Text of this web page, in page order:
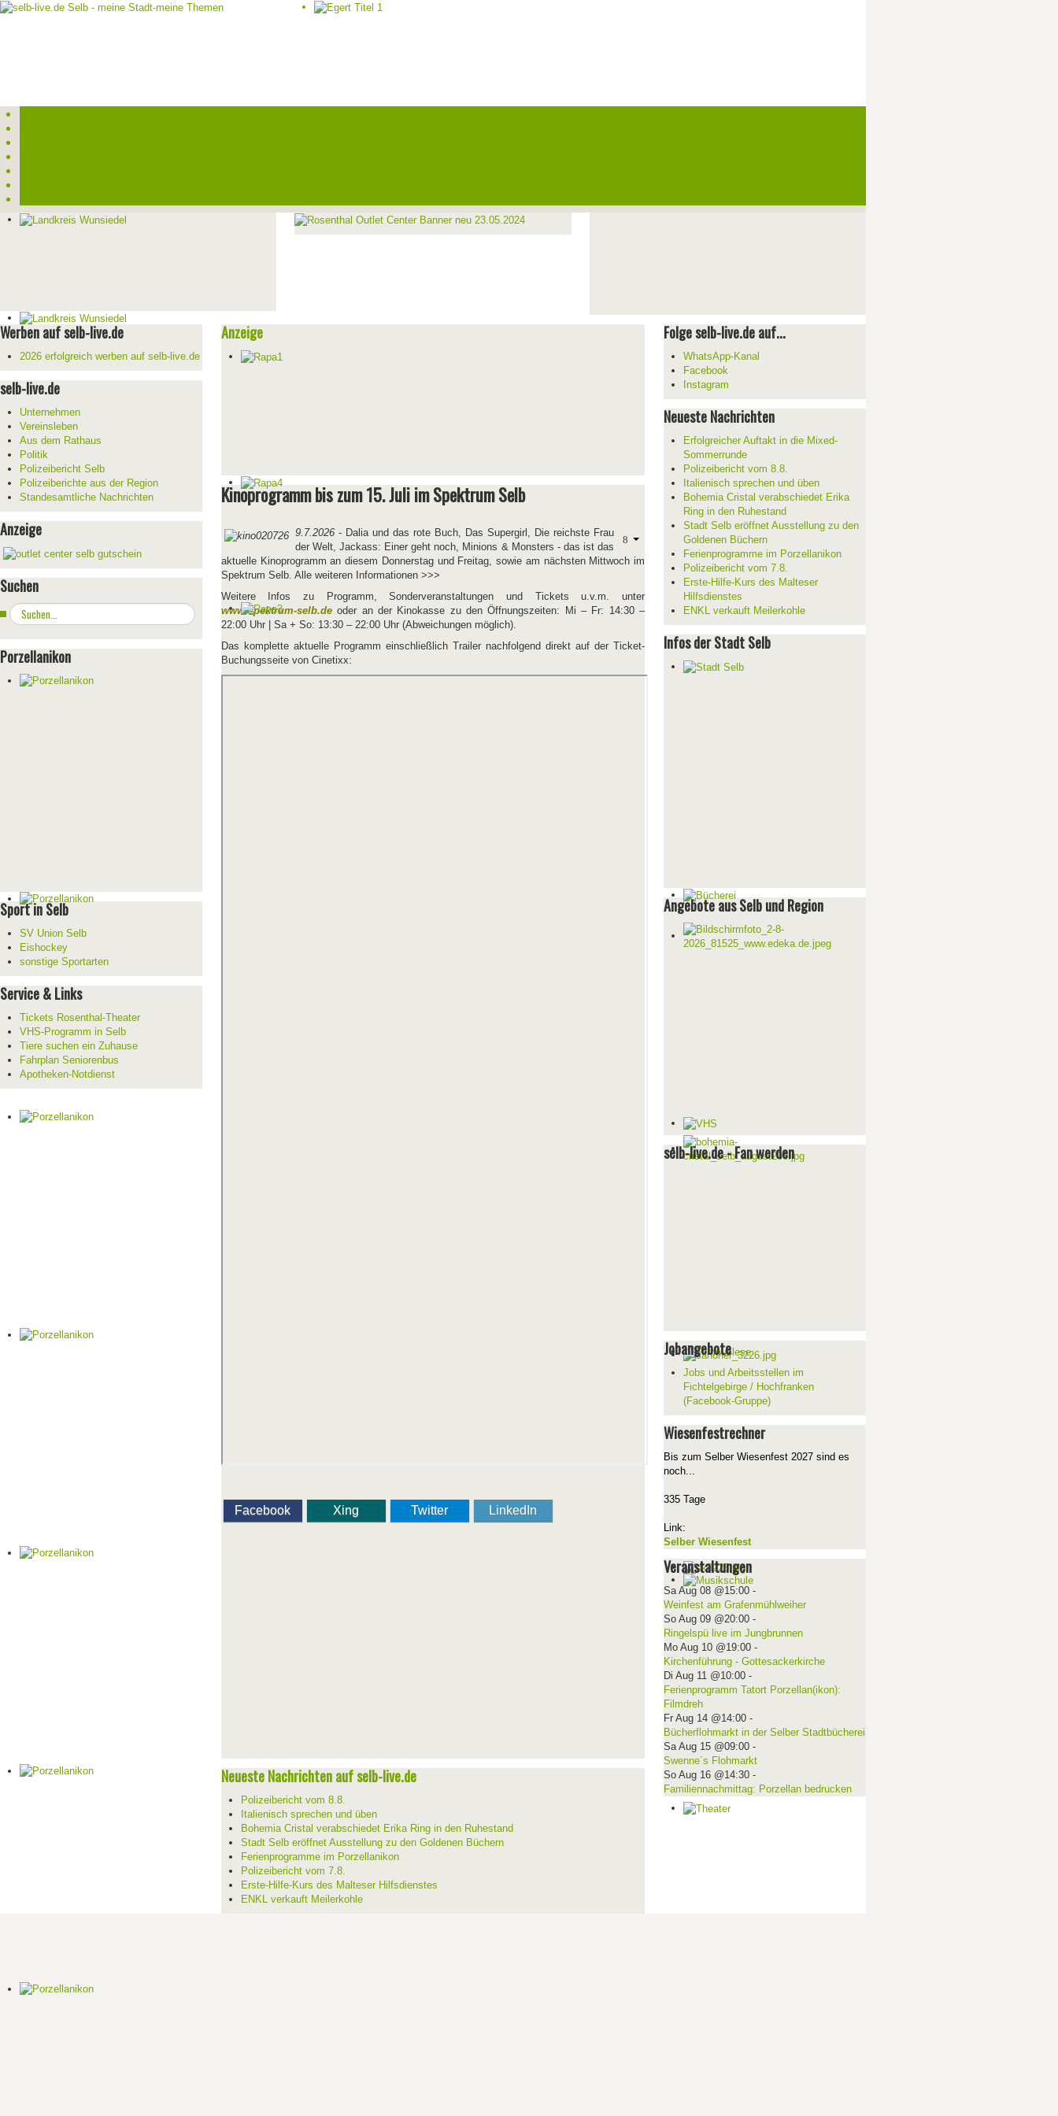
Werben auf selb-live.de
2026 erfolgreich werben auf selb-live.de
selb-live.de
Unternehmen
Vereinsleben
Aus dem Rathaus
Politik
Polizeibericht Selb
Polizeiberichte aus der Region
Standesamtliche Nachrichten
Anzeige
Suchen
Suchen
...
Porzellanikon
Sport in Selb
SV Union Selb
Eishockey
sonstige Sportarten
Service & Links
Tickets Rosenthal-Theater
VHS-Programm in Selb
Tiere suchen ein Zuhause
Fahrplan Seniorenbus
Apotheken-Notdienst
Anzeige
Kinoprogramm bis zum 15. Juli im Spektrum Selb
9.7.2026- Dalia und das rote Buch, Das Supergirl, Die reichste Frau
der Welt, Jackass: Einer geht noch, Minions & Monsters - das ist das
aktuelle Kinoprogramm an diesem Donnerstag und Freitag, sowie am nächsten Mittwoch im
Spektrum Selb. Alle weiteren Informationen >>>
Weitere Infos zu Programm, Sonderveranstaltungen und Tickets u.v.m. unter
www.spektrum-selb.deoder an der Kinokasse zu den Öffnungszeiten: Mi – Fr: 14:30 –
22:00 Uhr | Sa + So: 13:30 – 22:00 Uhr (Abweichungen möglich).
Das komplette aktuelle Programm einschließlich Trailer nachfolgend direkt auf der Ticket-
Buchungsseite von Cinetixx:
Facebook Xing Twitter LinkedIn
Neueste Nachrichten auf selb-live.de
Polizeibericht vom 8.8.
Italienisch sprechen und üben
Bohemia Cristal verabschiedet Erika Ring in den Ruhestand
Stadt Selb eröffnet Ausstellung zu den Goldenen Büchern
Ferienprogramme im Porzellanikon
Polizeibericht vom 7.8.
Erste-Hilfe-Kurs des Malteser Hilfsdienstes
ENKL verkauft Meilerkohle
Folge selb-live.de auf...
WhatsApp-Kanal
Facebook
Instagram
Neueste Nachrichten
Erfolgreicher Auftakt in die Mixed-
Sommerrunde
Polizeibericht vom 8.8.
Italienisch sprechen und üben
Bohemia Cristal verabschiedet Erika
Ring in den Ruhestand
Stadt Selb eröffnet Ausstellung zu den
Goldenen Büchern
Ferienprogramme im Porzellanikon
Polizeibericht vom 7.8.
Erste-Hilfe-Kurs des Malteser
Hilfsdienstes
ENKL verkauft Meilerkohle
Infos der Stadt Selb
Angebote aus Selb und Region
selb-live.de - Fan werden
Jobangebote
Jobs und Arbeitsstellen im
Fichtelgebirge / Hochfranken
(Facebook-Gruppe)
Wiesenfestrechner
Bis zum Selber Wiesenfest 2027 sind es
noch...
335 Tage
Link:
Selber Wiesenfest
Veranstaltungen
Sa Aug 08 @15:00-
Weinfest am Grafenmühlweiher
So Aug 09 @20:00-
Ringelspü live im Jungbrunnen
Mo Aug 10 @19:00-
Kirchenführung - Gottesackerkirche
Di Aug 11 @10:00-
Ferienprogramm Tatort Porzellan(ikon):
Filmdreh
Fr Aug 14 @14:00-
Bücherflohmarkt in der Selber Stadtbücherei
Sa Aug 15 @09:00-
Swenne´s Flohmarkt
So Aug 16 @14:30-
Familiennachmittag: Porzellan bedrucken